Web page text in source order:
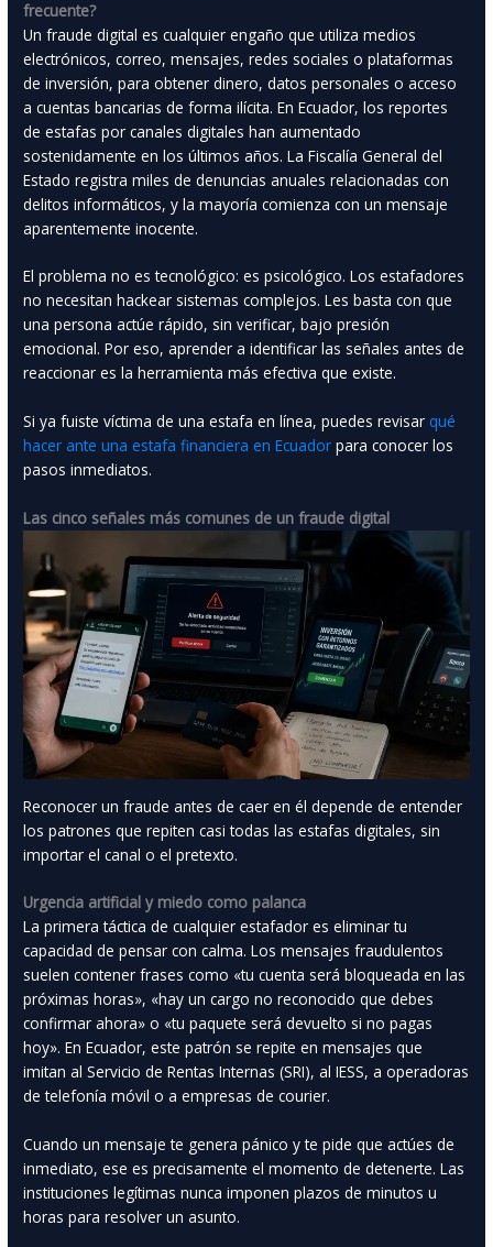
frecuente?
Un fraude digital es cualquier engaño que utiliza medios
electrónicos, correo, mensajes, redes sociales o plataformas
de inversión, para obtener dinero, datos personales o acceso
a cuentas bancarias de forma ilícita. En Ecuador, los reportes
de estafas por canales digitales han aumentado
sostenidamente en los últimos años. La Fiscalía General del
Estado registra miles de denuncias anuales relacionadas con
delitos informáticos, y la mayoría comienza con un mensaje
aparentemente inocente.
El problema no es tecnológico: es psicológico. Los estafadores
no necesitan hackear sistemas complejos. Les basta con que
una persona actúe rápido, sin verificar, bajo presión
emocional. Por eso, aprender a identificar las señales antes de
reaccionar es la herramienta más efectiva que existe.
Si ya fuiste víctima de una estafa en línea, puedes revisarqué
hacer ante una estafa financiera en Ecuador para conocer los
pasos inmediatos.
Las cinco señales más comunes de un fraude digital
Reconocer un fraude antes de caer en él depende de entender
los patrones que repiten casi todas las estafas digitales, sin
importar el canal o el pretexto.
Urgencia artificial y miedo como palanca
La primera táctica de cualquier estafador es eliminar tu
capacidad de pensar con calma. Los mensajes fraudulentos
suelen contener frases como «tu cuenta será bloqueada en las
próximas horas», «hay un cargo no reconocido que debes
confirmar ahora» o «tu paquete será devuelto si no pagas
hoy». En Ecuador, este patrón se repite en mensajes que
imitan al Servicio de Rentas Internas (SRI), al IESS, a operadoras
de telefonía móvil o a empresas de courier.
Cuando un mensaje te genera pánico y te pide que actúes de
inmediato, ese es precisamente el momento de detenerte. Las
instituciones legítimas nunca imponen plazos de minutos u
horas para resolver un asunto.